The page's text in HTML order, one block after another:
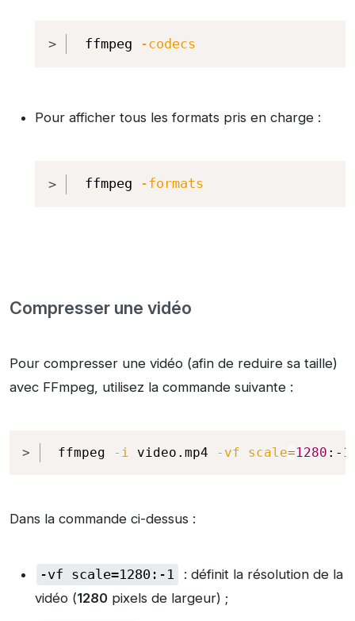
ffmpeg -codecs
Pour afficher tous les formats pris en charge :
ffmpeg -formats
Compresser une vidéo
Pour compresser une vidéo (afin de reduire sa taille)
avec FFmpeg, utilisez la commande suivante :
ffmpeg -i video.mp4 -vf scale=1280 :-
Copy
Dans la commande ci-dessus :
-vf scale=1280:-1
: définit la résolution de la
vidéo (1280 pixels de largeur) ;